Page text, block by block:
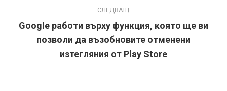
СЛЕДВАЩ
Next
post:
Google работи върху функция, която ще ви
позволи да възобновите отменени
изтегляния от Play Store